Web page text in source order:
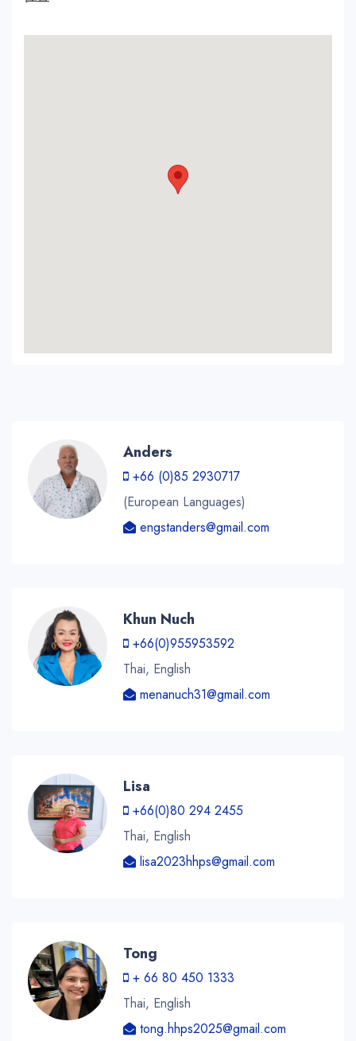
Anders
+66 (0)85 2930717
(European Languages)
engstanders@gmail.com
Khun Nuch
+66(0)955953592
Thai, English
menanuch31@gmail.com
Lisa
+66(0)80 294 2455
Thai, English
lisa2023hhps@gmail.com
Tong
+ 66 80 450 1333
Thai, English
tong.hhps2025@gmail.com